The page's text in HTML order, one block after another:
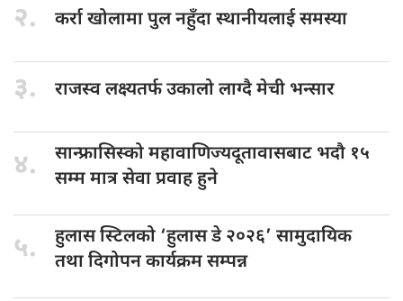
२. कर्रा खोलामापुल नहुँदा स्थानीयलाई समस्या
३. राजस्व लक्ष्यतर्फउकालो लाग्दै मेची भन्सार
४. सान्फ्रासिस्को महावाणिज्यदूतावासबाट भदौ १५
सम्म मात्र सेवा प्रवाह हुने
५. हुलास स्टिलको ‘हुलास डे २०२६’ सामुदायिक
तथा दिगोपन कार्यक्रम सम्पन्न